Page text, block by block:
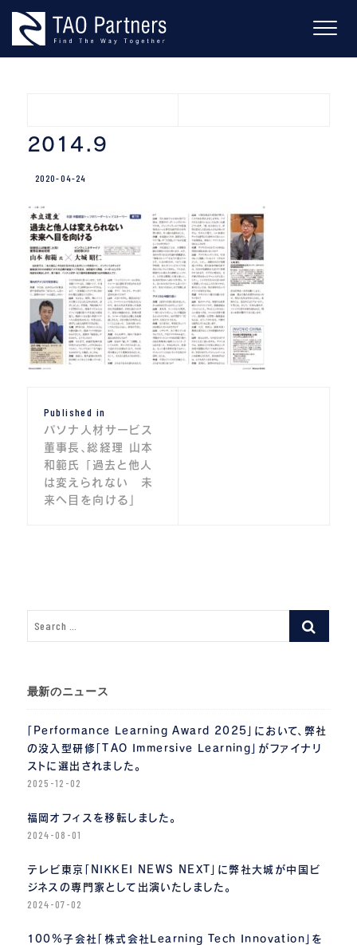
content
2014.9
2020-04-24
稿
ナ
ビ
ゲ
ン
Published in
パソナ人材サービス
董事長、総経理 山本
和範氏 「過去と他人
は変えられない 未
来へ目を向ける」
最新のニュース
「Performance Learning Award 2025」において、弊社
の没入型研修「TAO Immersive Learning」がファイナリ
ストに選出されました。
2025-12-02
福岡オフィスを移転しました。
2024-08-01
テレビ東京「NIKKEI NEWS NEXT」に弊社大城が中国ビ
ジネスの専門家として出演いたしました。
2024-07-02
100%子会社「株式会社Learning Tech Innovation」を